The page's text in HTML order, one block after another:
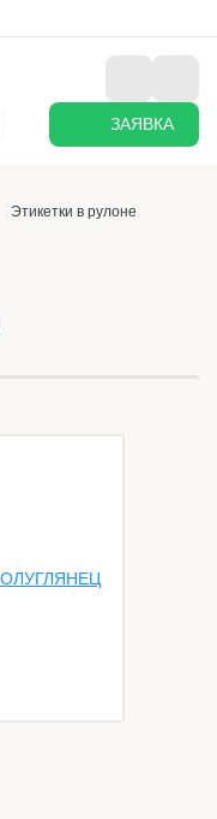
ЗАЯВКА
Этикетки в рулоне